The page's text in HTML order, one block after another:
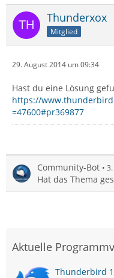
Thunderxox
Mitglied
29. August 2014 um 09:34
Hast du eine Lösung
https://
=47600#pr369877
Community-Bot
Hat das Thema
Aktuelle
Thunderbird